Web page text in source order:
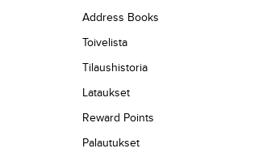
Address Books
Toivelista
Tilaushistoria
Lataukset
Reward Points
Palautukset